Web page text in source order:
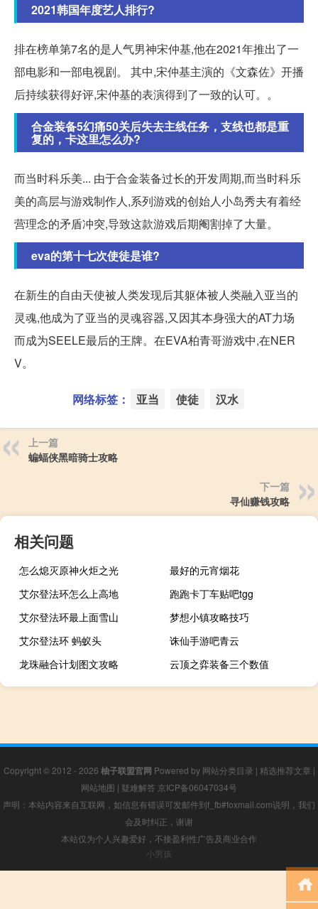
2021韩国年度艺人排行?
排在榜单第7名的是人气男神宋仲基,他在2021年推出了一
部电影和一部电视剧。 其中,宋仲基主演的《文森佐》开播
后持续获得好评,宋仲基的表演得到了一致的认可。。
合金装备5幻痛50关后失去主线任务，支线也都是重
复的，卡这里怎么办?
而当时科乐美... 由于合金装备过长的开发周期,而当时科乐
美的高层与游戏制作人,系列游戏的创始人小岛秀夫有着经
营理念的矛盾冲突,导致这款游戏后期阉割掉了大量。
eva的第十七次使徒是谁?
在新生的自由天使被人类发现后其躯体被人类融入亚当的
灵魂,他成为了亚当的灵魂容器,又因其本身强大的AT力场
而成为SEELE最后的王牌。在EVA柏青哥游戏中,在NER
V。
网络标签： 亚当 使徒 汉水
上一篇
蝙蝠侠黑暗骑士攻略
下一篇
寻仙赚钱攻略
相关问题
怎么熄灭原神火炬之光
最好的元宵烟花
艾尔登法环怎么上高地
跑跑卡丁车贴吧tgg
艾尔登法环最上面雪山
梦想小镇攻略技巧
艾尔登法环 蚂蚁头
诛仙手游吧青云
龙珠融合计划图文攻略
云顶之弈装备三个数值
Copyright © 2012 - 2026 柚子联盟官网 Powered by 网站分类目录 | 精选推荐文章 |
网站地图 | 疑难解答 京ICP备06047034号
声明：本站内容来自互联网，如信息有错误可发邮件到f_fb#foxmail.com说明，我们
会及时纠正，谢谢
本站仅为个人兴趣爱好，不接盈利性广告及商业合作
小男孩